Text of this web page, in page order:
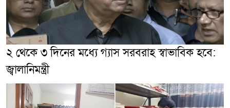
২ থেকে ৩ দিনের মধ্যে গ্যাস সরবরাহ স্বাভাবিক হবে:
জ্বালানিমন্ত্রী